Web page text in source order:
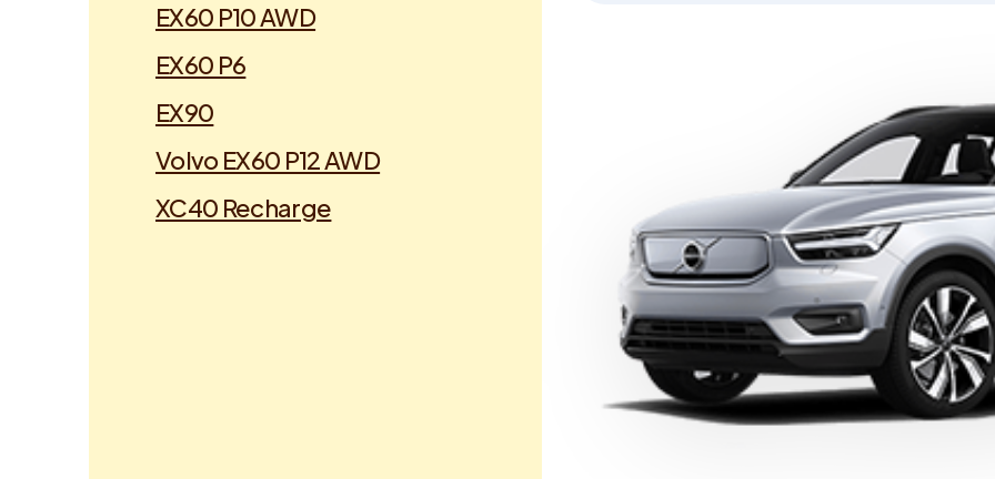
EX60 P10 AWD
EX60 P6
EX90
Volvo EX60 P12 AWD
XC40 Recharge